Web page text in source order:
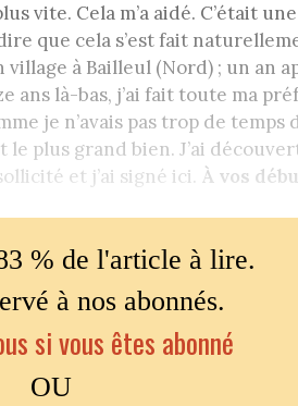
vite. Cela m’a aidé. C’était
que cela s’est fait
à Bailleul (Nord) ; un an
ans là-bas, j’ai fait toute ma
je n’avais pas trop de temps
plus grand bien. J’ai
et j’ai signé ici. À vos
% de l'article à lire.
à nos abonnés.
si vous êtes abonné
OU